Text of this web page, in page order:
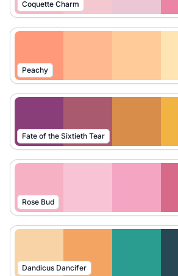
Coquette Charm
Peachy
Fate of the Sixtieth Tear
Rose Bud
Dandicus Dancifer